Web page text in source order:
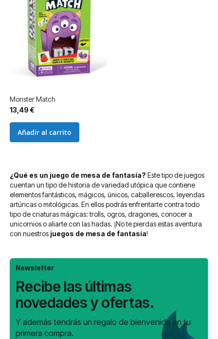
Monster Match
13,49 €
Añadir al carrito
¿Qué es un juego de mesa de fantasía? Este tipo de juegos
cuentan un tipo de historia de variedad utópica que contiene
elementos fantásticos, mágicos, únicos, caballerescos, leyendas
artúricas o mitológicas. En ellos podrás enfrentarte contra todo
tipo de criaturas mágicas: trolls, ogros, dragones, conocer a
unicornios o aliarte con las hadas. ¡No te pierdas estas aventura
con nuestros juegos de mesa de fantasía!
Newsletter
Recibe las últimas
novedades y ofertas.
Y además tendrás un regalo de bienvenida en tu
primera compra.